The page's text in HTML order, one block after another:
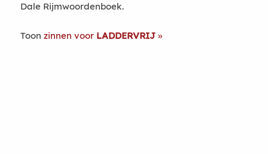
Dale Rijmwoordenboek.
Toon zinnen voor LADDERVRIJ